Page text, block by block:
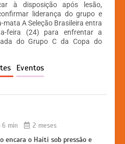
à disposição após lesão,
liderança do grupo e
A Seleção Brasileira entra
feira (24) para enfrentar a
do Grupo C da Copa do
Eventos
6 min 2 meses
encara o Haiti sob pressão e